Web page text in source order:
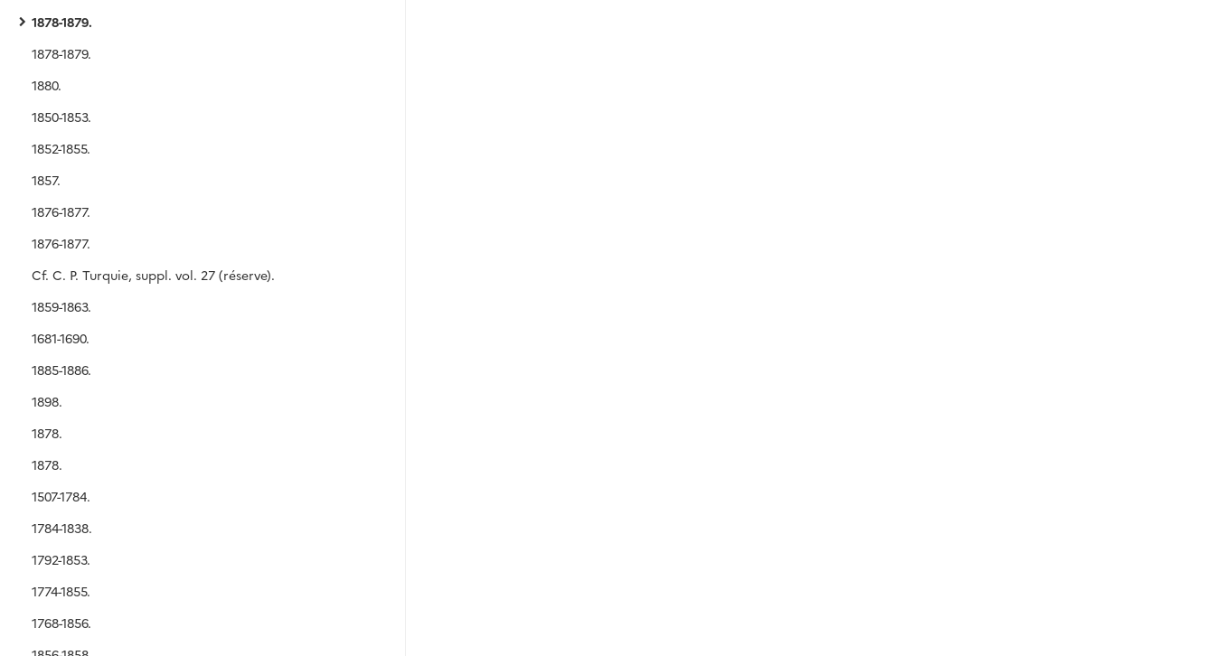
1878-1879.
1878-1879.
1880.
1850-1853.
1852-1855.
1857.
1876-1877.
1876-1877.
Cf. C. P. Turquie, suppl. vol. 27 (réserve).
1859-1863.
1681-1690.
1885-1886.
1898.
1878.
1878.
1507-1784.
1784-1838.
1792-1853.
1774-1855.
1768-1856.